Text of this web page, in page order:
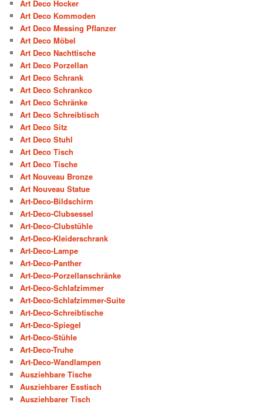
Art Deco Hocker
Art Deco Kommoden
Art Deco Messing Pflanzer
Art Deco Möbel
Art Deco Nachttische
Art Deco Porzellan
Art Deco Schrank
Art Deco Schrankco
Art Deco Schränke
Art Deco Schreibtisch
Art Deco Sitz
Art Deco Stuhl
Art Deco Tisch
Art Deco Tische
Art Nouveau Bronze
Art Nouveau Statue
Art-Deco-Bildschirm
Art-Deco-Clubsessel
Art-Deco-Clubstühle
Art-Deco-Kleiderschrank
Art-Deco-Lampe
Art-Deco-Panther
Art-Deco-Porzellanschränke
Art-Deco-Schlafzimmer
Art-Deco-Schlafzimmer-Suite
Art-Deco-Schreibtische
Art-Deco-Spiegel
Art-Deco-Stühle
Art-Deco-Truhe
Art-Deco-Wandlampen
Ausziehbare Tische
Ausziehbarer Esstisch
Ausziehbarer Tisch